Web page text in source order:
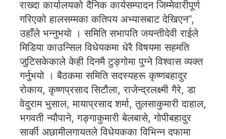
राख्दा कार्यालयको दैनिक कार्यसम्पादन जिम्मेवारीपूर्ण
गरिएको हालसम्मका कतिपय अभ्यासबाट देखिएन”,
उहाँले भन्नुभयो । समिति सभापति जयन्तीदेवी राईले
मिडिया काउन्सिल विधेयकमा धेरै विषयमा सहमति
जुटिसकेकाले केही दिनमै टुङ्गोमा पुग्ने विश्वास व्यक्त
गर्नुभयो । बैठकमा समिति सदस्यहरू कृष्णबहादुर
रोकाय, कृष्णप्रसाद सिटौला, राजेन्द्रलक्ष्मी गैरे, डा
वेदुराम भुसाल, मायाप्रसाद शर्मा, तुलसाकुमारी दाहाल,
भगवती न्यौपाने, गङ्गाकुमारी बेलबासे, गोपीबहादुर
सार्की अछामीलगायतले विधेयकका विभिन्न दफामा